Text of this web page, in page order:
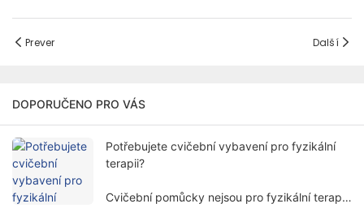
Prever Další
DOPORUČENO PRO VÁS
Potřebujete cvičební vybavení pro fyzikální
terapii?
Cvičební pomůcky nejsou pro fyzikální terapii